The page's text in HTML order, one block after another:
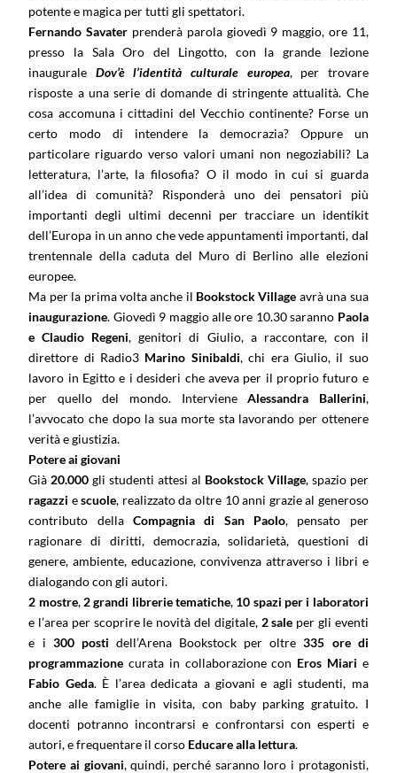
potente e magica per tutti gli spettatori.
Fernando Savater prenderà parola giovedì 9 maggio, ore 11,
presso la Sala Oro del Lingotto, con la grande lezione
inaugurale Dov’è l’identità culturale europea, per trovare
risposte a una serie di domande di stringente attualità. Che
cosa accomuna i cittadini del Vecchio continente? Forse un
certo modo di intendere la democrazia? Oppure un
particolare riguardo verso valori umani non negoziabili? La
letteratura, l’arte, la filosofia? O il modo in cui si guarda
all’idea di comunità? Risponderà uno dei pensatori più
importanti degli ultimi decenni per tracciare un identikit
dell’Europa in un anno che vede appuntamenti importanti, dal
trentennale della caduta del Muro di Berlino alle elezioni
europee.
Ma per la prima volta anche il Bookstock Village avrà una sua
inaugurazione. Giovedì 9 maggio alle ore 10.30 saranno Paola
e Claudio Regeni, genitori di Giulio, a raccontare, con il
direttore di Radio3 Marino Sinibaldi, chi era Giulio, il suo
lavoro in Egitto e i desideri che aveva per il proprio futuro e
per quello del mondo. IntervieneAlessandra Ballerini,
l’avvocato che dopo la sua morte sta lavorando per ottenere
verità e giustizia.
Potere ai giovani
Già 20.000 gli studenti attesi al Bookstock Village, spazio per
ragazzi escuole, realizzato da oltre 10 anni grazie al generoso
contributo dellaCompagnia di San Paolo, pensato per
ragionare di diritti, democrazia, solidarietà, questioni di
genere, ambiente, educazione, convivenza attraverso i libri e
dialogando con gli autori.
2 mostre, 2 grandi librerie tematiche, 10 spazi per i laboratori
e l’area per scoprire le novità del digitale, 2 sale per gli eventi
e i 300 posti dell’Arena Bookstock per oltre335 ore di
programmazione curata in collaborazione con Eros Miari e
Fabio Geda. È l’area dedicata a giovani e agli studenti, ma
anche alle famiglie in visita, con baby parking gratuito. I
docenti potranno incontrarsi e confrontarsi con esperti e
autori, e frequentare il corso Educare alla lettura.
Potere ai giovani, quindi, perché saranno loro i protagonisti,